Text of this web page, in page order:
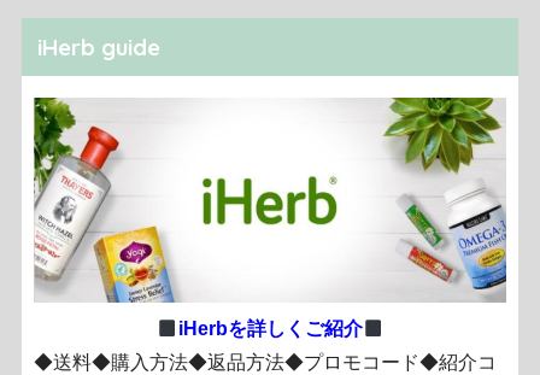
iHerb guide
iHerbを詳しくご紹介
◆送料◆購入方法◆返品方法◆プロモコード◆紹介コ